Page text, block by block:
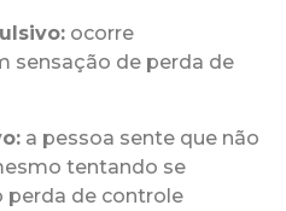
ocorre
sensação de perda de
a pessoa sente que não
tentando se
perda de controle